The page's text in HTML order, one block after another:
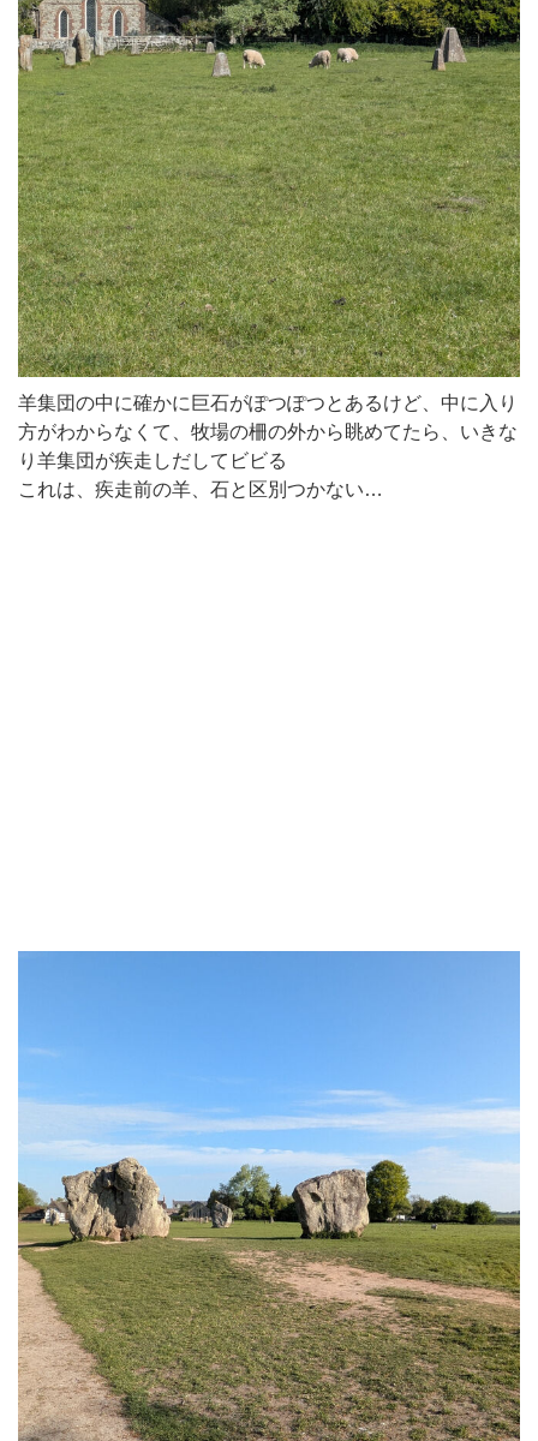
羊集団の中に確かに巨石がぽつぽつとあるけど、中に入り
方がわからなくて、牧場の柵の外から眺めてたら、いきな
り羊集団が疾走しだしてビビる
これは、疾走前の羊、石と区別つかない…